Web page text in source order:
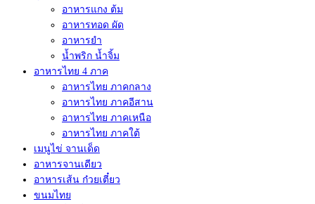
อาหารแกง ต้ม
อาหารทอด ผัด
อาหารยำ
น้ำพริก น้ำจิ้ม
อาหารไทย 4 ภาค
อาหารไทย ภาคกลาง
อาหารไทย ภาคอีสาน
อาหารไทย ภาคเหนือ
อาหารไทย ภาคใต้
เมนูไข่ จานเด็ด
อาหารจานเดียว
อาหารเส้น ก๋วยเตี๋ยว
ขนมไทย